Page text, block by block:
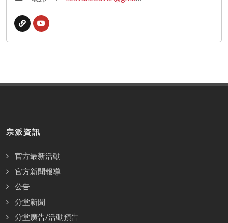
宗派資訊
官方最新活動
官方新聞報導
公告
分堂新聞
分堂廣告/活動預告